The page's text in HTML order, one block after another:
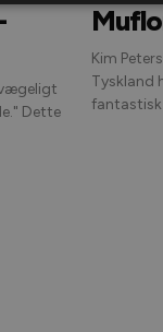
Kim
Tyskland
fantastisk